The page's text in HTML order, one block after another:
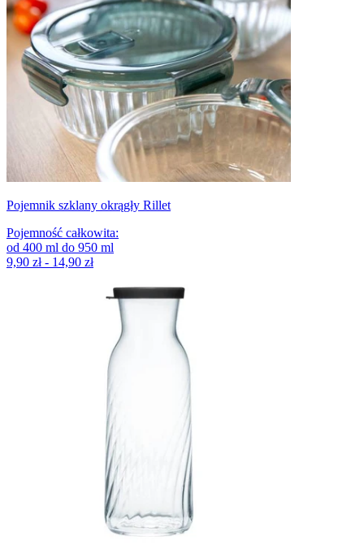
Pojemnik szklany okrągły Rillet
Pojemność całkowita:
od 400 ml do 950 ml
9,90 zł - 14,90 zł